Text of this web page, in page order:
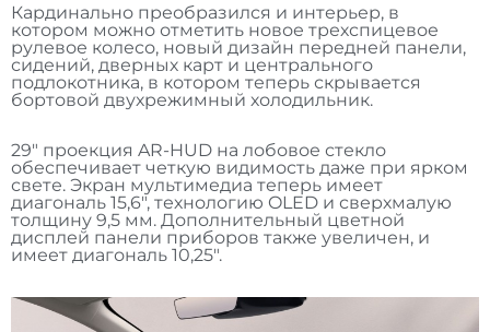
Кардинально преобразился и интерьер, в
котором можно отметить новое трехспицевое
рулевое колесо, новый дизайн передней панели,
сидений, дверных карт и центрального
подлокотника, в котором теперь скрывается
бортовой двухрежимный холодильник.
29" проекция AR-HUD на лобовое стекло
обеспечивает четкую видимость даже при ярком
свете. Экран мультимедиа теперь имеет
диагональ 15,6", технологию OLED и сверхмалую
толщину 9,5 мм. Дополнительный цветной
дисплей панели приборов также увеличен, и
имеет диагональ 10,25".